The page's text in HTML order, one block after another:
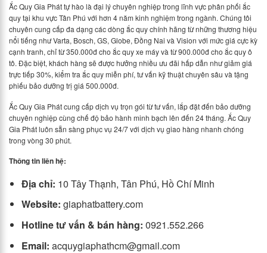
Ắc Quy Gia Phát tự hào là đại lý chuyên nghiệp trong lĩnh vực phân phối ắc
quy tại khu vực Tân Phú với hơn 4 năm kinh nghiệm trong ngành. Chúng tôi
chuyên cung cấp đa dạng các dòng ắc quy chính hãng từ những thương hiệu
nổi tiếng như Varta, Bosch, GS, Globe, Đồng Nai và Vision với mức giá cực kỳ
cạnh tranh, chỉ từ 350.000đ cho ắc quy xe máy và từ 900.000đ cho ắc quy ô
tô. Đặc biệt, khách hàng sẽ được hưởng nhiều ưu đãi hấp dẫn như giảm giá
trực tiếp 30%, kiểm tra ắc quy miễn phí, tư vấn kỹ thuật chuyên sâu và tặng
phiếu bảo dưỡng trị giá 500.000đ.
Ắc Quy Gia Phát cung cấp dịch vụ trọn gói từ tư vấn, lắp đặt đến bảo dưỡng
chuyên nghiệp cùng chế độ bảo hành minh bạch lên đến 24 tháng. Ắc Quy
Gia Phát luôn sẵn sàng phục vụ 24/7 với dịch vụ giao hàng nhanh chóng
trong vòng 30 phút.
Thông tin liên hệ:
Địa chỉ: 10 Tây Thạnh, Tân Phú, Hồ Chí Minh
Website: giaphatbattery.com
Hotline tư vấn & bán hàng: 0921.552.266
Email: acquygiaphathcm@gmail.com